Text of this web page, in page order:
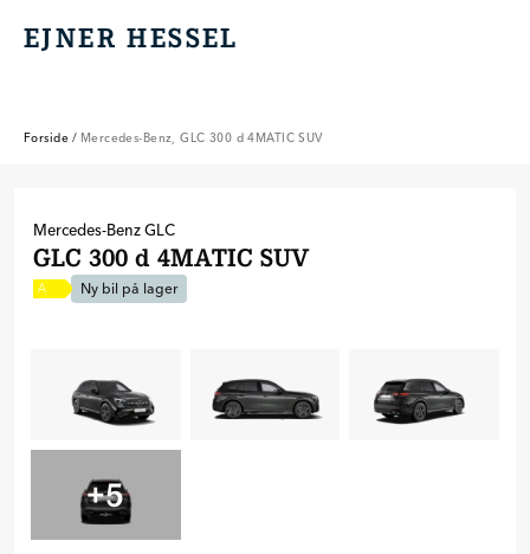
EJNER HESSEL
EJNER HESSEL
Forside / Mercedes-Benz, GLC 300 d 4MATIC SUV
Mercedes-BenzGLC
GLC 300 d 4MATIC SUV
A Ny bil på lager
+5